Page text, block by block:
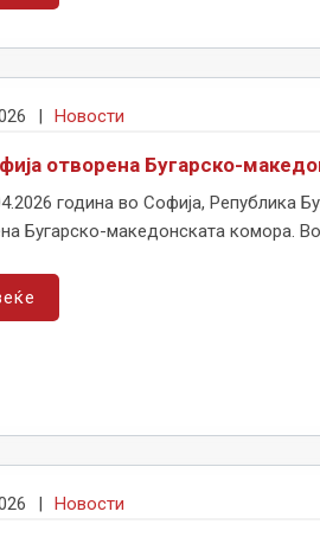
Новости
отворена Бугарско-
година во Софија, Република
Бугарско-македонската комора.
| Новости